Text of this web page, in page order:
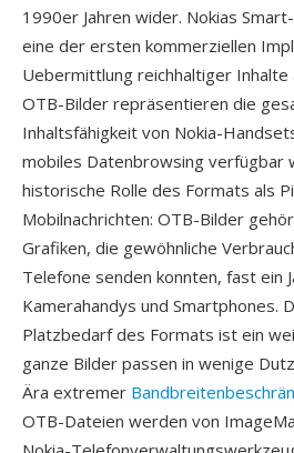
1990er Jahren wider. Nokias
eine der ersten kommerziellen
Uebermittlung reichhaltiger Inhalte
OTB-Bilder repräsentieren die
Inhaltsfähigkeit von Nokia-
mobiles Datenbrowsing verfügbar
historische Rolle des Formats als
Mobilnachrichten: OTB-Bilder
Grafiken, die gewöhnliche
Telefone senden konnten, fast ein
Kamerahandys und Smartphones.
Platzbedarf des Formats ist ein
ganze Bilder passen in wenige
Ära extremer
OTB-Dateien werden von